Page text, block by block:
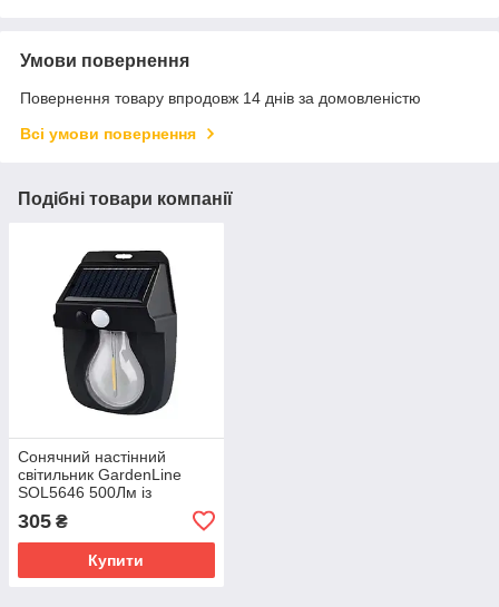
Умови повернення
Повернення товару впродовж 14 днів за домовленістю
Всі умови повернення
Подібні товари компанії
Сонячний настінний
світильник GardenLine
SOL5646 500Лм із
12×17×5.8см Автономний
ліхтар на сонячній батареї
305 ₴
Купити